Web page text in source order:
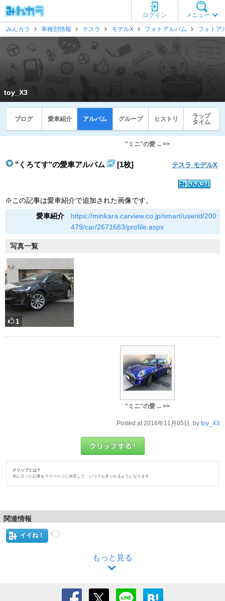
メニュー
ログイン
みんカラ
車種別情報 テスラ モデルX フォトアルバム フォトア
toy_X3
ブログ 愛車紹介 アルバム グループ ヒストリ
ラップ
タイム
"ミニ"の愛 ... >>
"くろてす"の愛車アルバム [1枚] テスラ モデルX
※この記事は愛車紹介で追加された画像です。
愛車紹介
https://minkara.carview.co.jp/smart/userid/200
479/car/2671683/profile.aspx
写真一覧
1
"ミニ"の愛 ... >>
Posted at 2018年11月05日 by toy_X3
クリップとは？
気に入った記事をマイページに保存して、いつでも見られるようになります。
関連情報
イイね！
もっと見る